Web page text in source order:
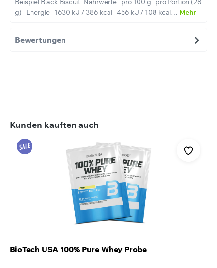
Beispiel Black Biscuit Nährwerte pro 100 g pro Portion (28
g) Energie 1630 kJ / 386 kcal 456 kJ / 108 kcal… Mehr
Bewertungen
Produktgalerie überspringen
Kunden kauften auch
BioTech USA 100% Pure Whey Probe